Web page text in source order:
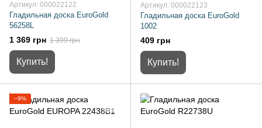
Артикул: 000022122
Гладильная доска EuroGold
56258L
1 369 грн 1 399 грн
Купить!
Артикул: 000022123
Гладильная доска EuroGold
1002
409 грн
Купить!
−9%